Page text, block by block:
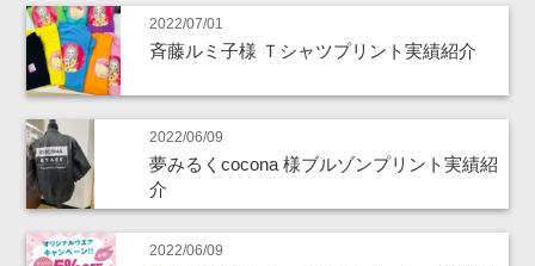
2022/07/01
斉藤ルミ子様 Ｔシャツプリント実績紹介
2022/06/09
夢みるくcocona 様ブルゾンプリント実績紹
介
2022/06/09